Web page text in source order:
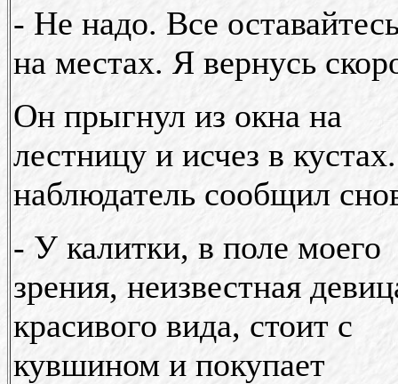
- Не надо. Все
на местах. Я вернусь
Он прыгнул из окна на
лестницу и исчез в
наблюдатель сообщил
- У калитки, в поле моего
зрения, неизвестная
красивого вида, стоит с
кувшином и покупает